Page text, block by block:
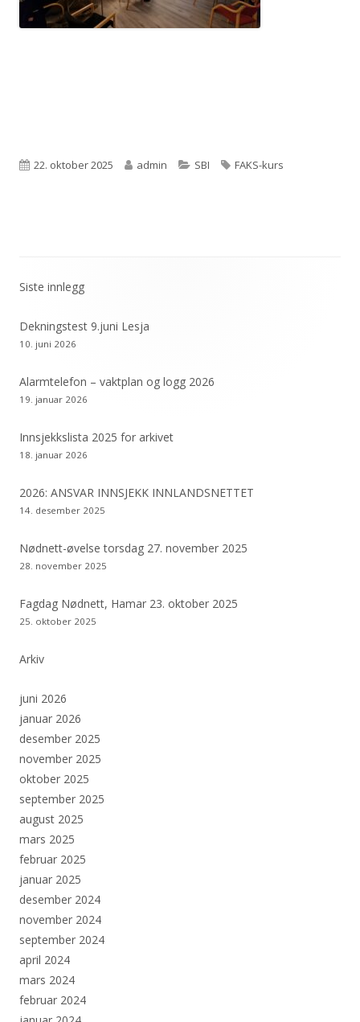
Publisert
22. oktober 2025 Forfatter
admin Kategorier
SBI Stikkord
FAKS-kurs
Primær
sidekolonne
Siste innlegg
Dekningstest 9.juni Lesja
10. juni 2026
Alarmtelefon – vaktplan og logg 2026
19. januar 2026
Innsjekkslista 2025 for arkivet
18. januar 2026
2026: ANSVAR INNSJEKK INNLANDSNETTET
14. desember 2025
Nødnett-øvelse torsdag 27. november 2025
28. november 2025
Fagdag Nødnett, Hamar 23. oktober 2025
25. oktober 2025
Arkiv
juni 2026
januar 2026
desember 2025
november 2025
oktober 2025
september 2025
august 2025
mars 2025
februar 2025
januar 2025
desember 2024
november 2024
september 2024
april 2024
mars 2024
februar 2024